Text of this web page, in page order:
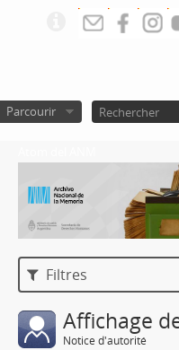
Parcourir
Filtres
Affichage
Notice d'autorité